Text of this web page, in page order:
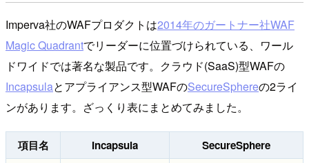
Imperva社のWAFプロダクトは2014年のガートナー社WAF
Magic Quadrantでリーダーに位置づけられている、ワール
ドワイドでは著名な製品です。クラウド(SaaS)型WAFの
Incapsulaとアプライアンス型WAFのSecureSphereの2ライ
ンがあります。ざっくり表にまとめてみました。
項目名 Incapsula SecureSphere